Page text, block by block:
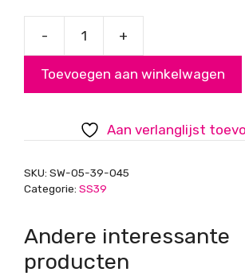
-
SS39,
Hematite
aantal
+
Toevoegen aan winkelwagen
Aan verlanglijst
SKU: SW-05-39-045
Categorie: SS39
Andere interessante
producten